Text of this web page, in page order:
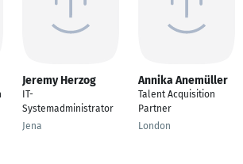
Jeremy Herzog
IT-
Systemadministrator
Jena
Annika Anemüller
Talent Acquisition
Partner
London